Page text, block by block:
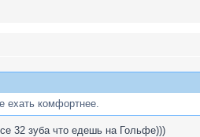
ехать комфортнее.
32 зуба что едешь на Гольфе)))